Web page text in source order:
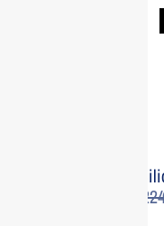
Housse